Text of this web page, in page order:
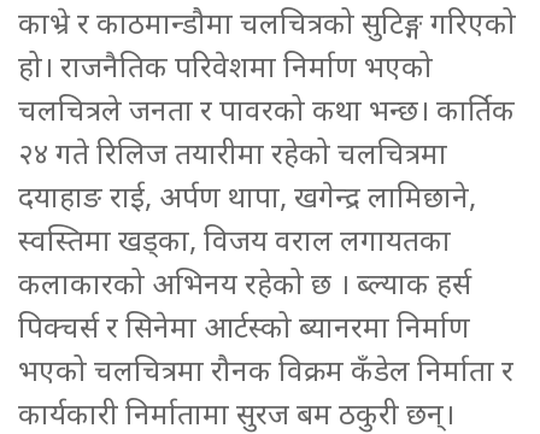
काभ्रे र काठमान्डौमा चलचित्रको सुटिङ्ग गरिएको
हो। राजनैतिक परिवेशमा निर्माण भएको
चलचित्रले जनता र पावरको कथा भन्छ। कार्तिक
२४ गते रिलिज तयारीमा रहेको चलचित्रमा
दयाहाङ राई, अर्पण थापा, खगेन्द्र लामिछाने,
स्वस्तिमा खड्का, विजय वराल लगायतका
कलाकारको अभिनय रहेको छ । ब्ल्याक हर्स
पिक्चर्स र सिनेमा आर्टस्को ब्यानरमा निर्माण
भएको चलचित्रमा रौनक विक्रम कँडेल निर्माता र
कार्यकारी निर्मातामा सुरज बम ठकुरी छन्।